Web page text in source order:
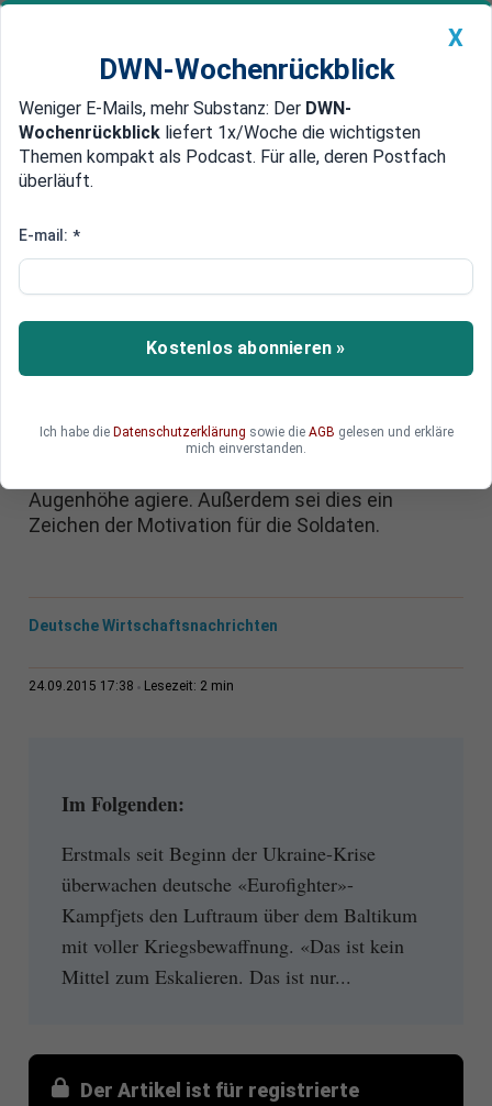
Newsticker MEIN DWN: Geldanlage Premium
Edelmetalle DWN-Magazin China
„Motivation für Soldaten“
Gegen Russland: Deutsche
Eurofighter mit voller
Kriegsbewaffnung im Baltikum
Die Nato hat erstmals Eurofighter in voller
Luftwaffeninspekteur Karl Müllner sagt, man
wolle nicht eskalieren. Mit dem Einsatz wolle die
Augenhöhe agiere. Außerdem sei dies ein
Zeichen der Motivation für die Soldaten.
Deutsche Wirtschaftsnachrichten
24.09.2015 17:38 Lesezeit: 2 min
Im Folgenden:
Erstmals seit Beginn der Ukraine-Krise
überwachen deutsche «Eurofighter»-
Kampfjets den Luftraum über dem Baltikum
mit voller Kriegsbewaffnung. «Das ist kein
Mittel zum Eskalieren. Das ist nur...
Der Artikel ist für registrierte
X
DWN-Wochenrückblick
Weniger E-Mails, mehr Substanz: Der DWN-
Wochenrückblick liefert 1x/Woche die wichtigsten
Themen kompakt als Podcast. Für alle, deren Postfach
überläuft.
E-mail: *
Kostenlos abonnieren »
Ich habe die Datenschutzerklärung sowie die AGB gelesen und erkläre
mich einverstanden.